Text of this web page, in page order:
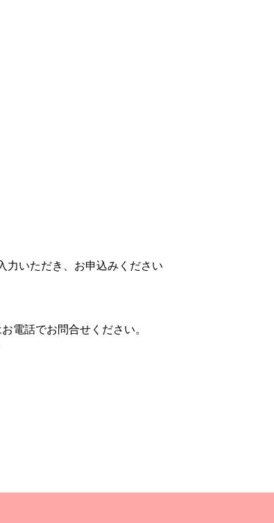
力いただき、お申込みください
電話でお問合せください。